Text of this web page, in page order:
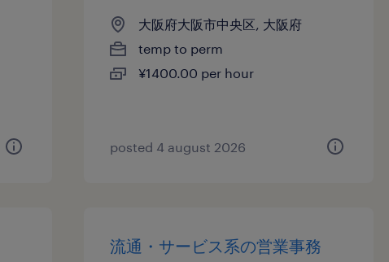
大阪府大阪市中央区, 大阪府
temp to perm
¥1400.00 per hour
posted 4 august 2026
流通・サービス系の営業事務